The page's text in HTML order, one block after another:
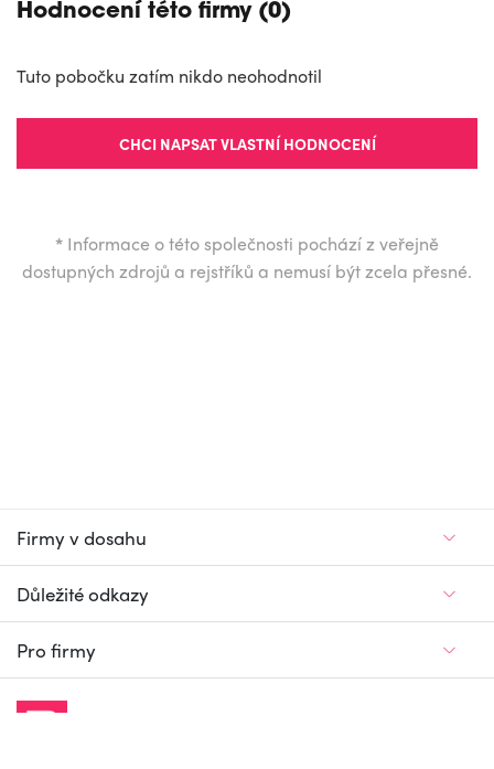
Hodnocení této firmy (0)
Tuto pobočku zatím nikdo neohodnotil
CHCI NAPSAT VLASTNÍ HODNOCENÍ
* Informace o této společnosti pochází z veřejně
dostupných zdrojů a rejstříků a nemusí být zcela přesné.
Firmy v dosahu
Důležité odkazy
Pro firmy